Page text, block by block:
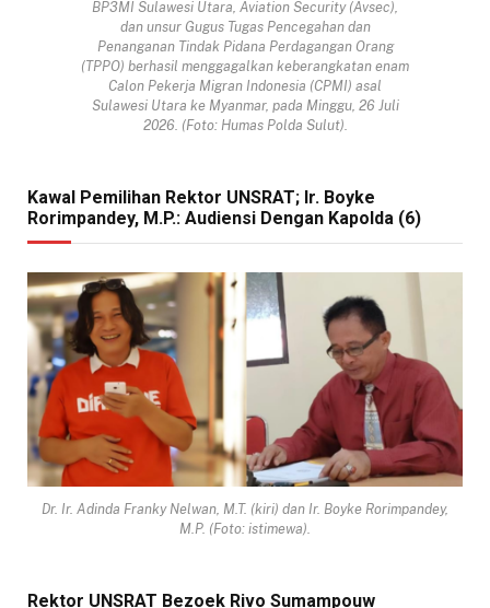
BP3MI Sulawesi Utara, Aviation Security (Avsec),
dan unsur Gugus Tugas Pencegahan dan
Penanganan Tindak Pidana Perdagangan Orang
(TPPO) berhasil menggagalkan keberangkatan enam
Calon Pekerja Migran Indonesia (CPMI) asal
Sulawesi Utara ke Myanmar, pada Minggu, 26 Juli
2026. (Foto: Humas Polda Sulut).
Kawal Pemilihan Rektor UNSRAT; Ir. Boyke
Rorimpandey, M.P.: Audiensi Dengan Kapolda (6)
Dr. Ir. Adinda Franky Nelwan, M.T. (kiri) dan Ir. Boyke Rorimpandey,
M.P. (Foto: istimewa).
Rektor UNSRAT Bezoek Rivo Sumampouw